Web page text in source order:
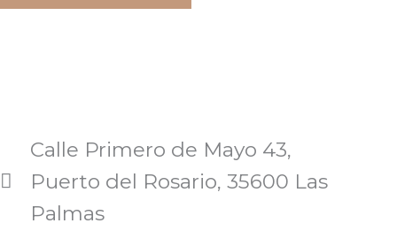
Calle Primero de Mayo 43,
Puerto del Rosario, 35600 Las
Palmas